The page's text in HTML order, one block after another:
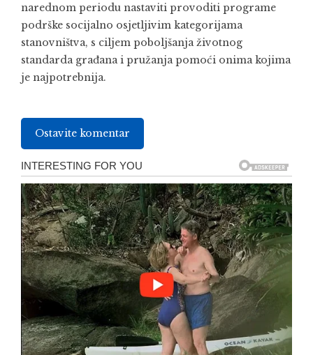
narednom periodu nastaviti provoditi programe
podrške socijalno osjetljivim kategorijama
stanovništva, s ciljem poboljšanja životnog
standarda građana i pružanja pomoći onima kojima
je najpotrebnija.
Ostavite komentar